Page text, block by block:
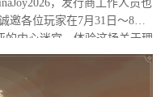
，发行商工作人员也
各位玩家在7月31日～8月2
的内心迷宫，体验这场关于理
旅程。